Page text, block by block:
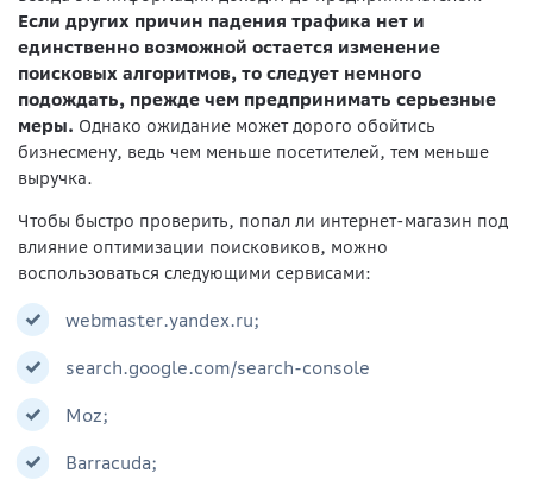
Если других причин падения трафика нет и
единственно возможной остается изменение
поисковых алгоритмов, то следует немного
подождать, прежде чем предпринимать серьезные
меры. Однако ожидание может дорого обойтись
бизнесмену, ведь чем меньше посетителей, тем меньше
выручка.
Чтобы быстро проверить, попал ли интернет-магазин под
влияние оптимизации поисковиков, можно
воспользоваться следующими сервисами:
webmaster.yandex.ru;
search.google.com/search-console
Moz;
Barracuda;